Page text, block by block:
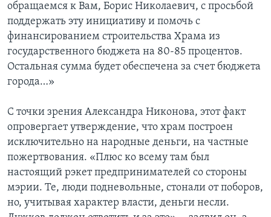
обращаемся к Вам, Борис Николаевич, с просьбой
поддержать эту инициативу и помочь с
финансированием строительства Храма из
государственного бюджета на 80-85 процентов.
Остальная сумма будет обеспечена за счет бюджета
города…»
С точки зрения Александра Никонова, этот факт
опровергает утверждение, что храм построен
исключительно на народные деньги, на частные
пожертвования. «Плюс ко всему там был
настоящий рэкет предпринимателей со стороны
мэрии. Те, люди подневольные, стонали от поборов,
но, учитывая характер власти, деньги несли.